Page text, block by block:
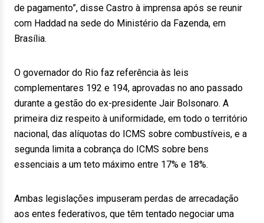
de pagamento”, disse Castro à imprensa após se reunir
com Haddad na sede do Ministério da Fazenda, em
Brasília.
O governador do Rio faz referência às leis
complementares 192 e 194, aprovadas no ano passado
durante a gestão do ex-presidente Jair Bolsonaro. A
primeira diz respeito à uniformidade, em todo o território
nacional, das alíquotas do ICMS sobre combustíveis, e a
segunda limita a cobrança do ICMS sobre bens
essenciais a um teto máximo entre 17% e 18%.
Ambas legislações impuseram perdas de arrecadação
aos entes federativos, que têm tentado negociar uma